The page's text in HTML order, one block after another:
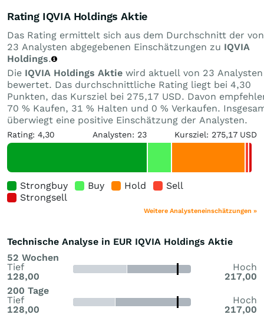
Rating IQVIA Holdings Aktie
Das Rating ermittelt sich aus dem Durchschnitt der von
23 Analysten abgegebenen Einschätzungen zu IQVIA
Holdings.
Die IQVIA Holdings Aktie wird aktuell von 23 Analysten
bewertet. Das durchschnittliche Rating liegt bei 4,30
Punkten, das Kursziel bei 275,17 USD. Davon
70 % Kaufen, 31 % Halten und 0 % Verkaufen.
überwiegt eine positive Einschätzung der Analysten.
Rating: 4,30 Analysten: 23 Kursziel: 275,17 USD
Strongbuy Buy Hold
Sell
Strongsell
Weitere Analysteneinschätzungen »
Technische Analyse in EUR IQVIA Holdings Aktie
52 Wochen
Tief
128,00
Hoch
217,00
200 Tage
Tief
128,00
Hoch
217,00